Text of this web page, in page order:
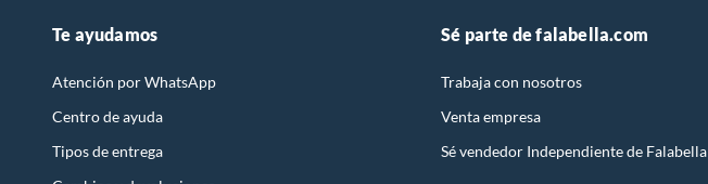
Te ayudamos
Atención por WhatsApp
Centro de ayuda
Tipos de entrega
Sé parte de falabella.com
Trabaja con nosotros
Venta empresa
Sé vendedor Independiente de Falabella